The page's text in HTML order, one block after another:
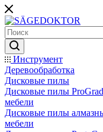
Инструмент
Деревообработка
Дисковые пилы
Дисковые пилы
мебели
Дисковые пилы
мебели